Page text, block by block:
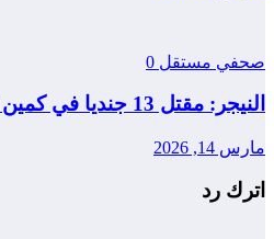
صحفي مستقل 0
النيجر: مقتل 13 جنديا في كمين لتنظيم الدولة الإسلامية قرب مدينة طاوا
مارس 14, 2026
اترك رد